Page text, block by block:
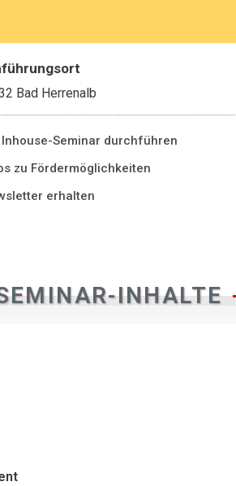
Bad Herrenalb
Seminar durchführen
zu Fördermöglichkeiten
erhalten
INHALTE